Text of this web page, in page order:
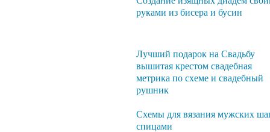
руками из бисера и бусин
Лучший подарок на Свадьбу
вышитая крестом свадебная
метрика по схеме и свадебный
рушник
Схемы для вязания мужских
спицами